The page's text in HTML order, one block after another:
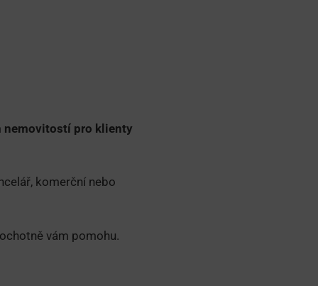
nemovitostí pro klienty
komerční nebo
vám pomohu.